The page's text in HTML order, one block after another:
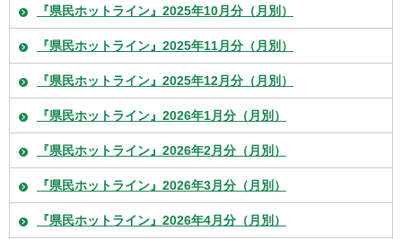
『県民ホットライン』2025年10月分（月別）
『県民ホットライン』2025年11月分（月別）
『県民ホットライン』2025年12月分（月別）
『県民ホットライン』2026年1月分（月別）
『県民ホットライン』2026年2月分（月別）
『県民ホットライン』2026年3月分（月別）
『県民ホットライン』2026年4月分（月別）